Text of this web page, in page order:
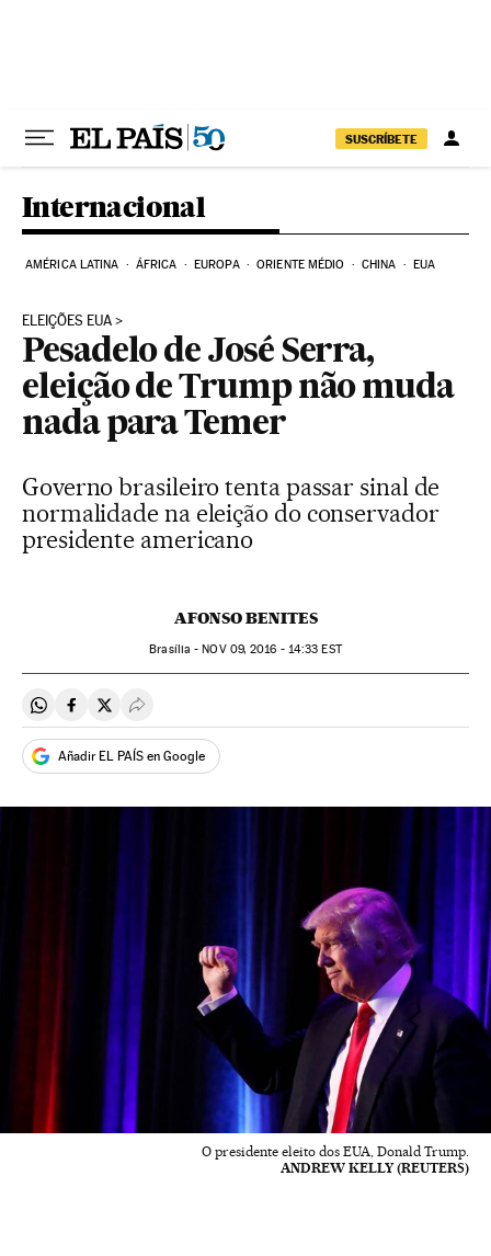
SUSCRÍBETE
Internacional
AMÉRICA LATINA ÁFRICA EUROPA ORIENTE MÉDIO CHINA EUA
ELEIÇÕES EUA
Pesadelo de José Serra,
eleição de Trump não muda
nada para Temer
Governo brasileiro tenta passar sinal de
normalidade na eleição do conservador
presidente americano
AFONSO BENITES
Brasília -NOV09, 2016 - 14:33 EST
Compartir en Whatsapp
Compartir en Facebook
Compartir en Twitter
Desplegar Redes Sociales
Añadir EL PAÍS en Google
O presidente eleito dos EUA, Donald Trump.
ANDREW KELLY (REUTERS)